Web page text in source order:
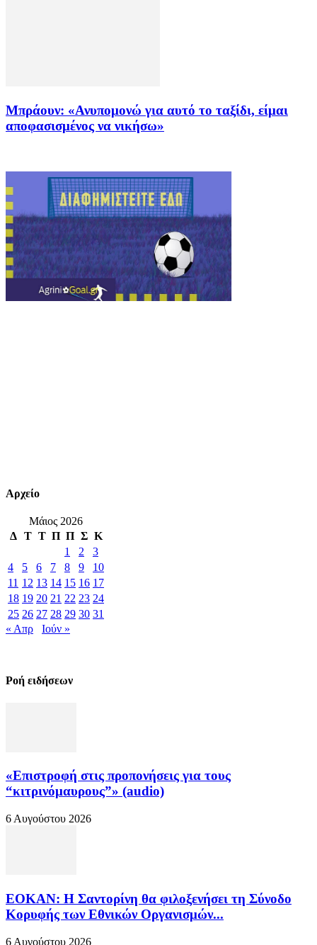
Μπράουν: «Ανυπομονώ για αυτό το ταξίδι, είμαι
αποφασισμένος να νικήσω»
Αρχείο
Μάιος 2026
Δ Τ Τ Π Π Σ Κ
1
2
3
4
5 6 7 8 9
10
11 12 13 14 15 16 17
18 19 20 21 22 23 24
25 26 27 28 29 30 31
« Απρ
Ιούν »
Ροή ειδήσεων
«Επιστροφή στις προπονήσεις για τους
“κιτρινόμαυρους”» (audio)
6 Αυγούστου 2026
ΕΟΚΑΝ: Η Σαντορίνη θα φιλοξενήσει τη Σύνοδο
Κορυφής των Εθνικών Οργανισμών...
6 Αυγούστου 2026